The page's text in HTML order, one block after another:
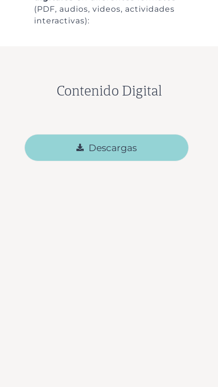
(PDF, audios, videos, actividades
interactivas):
Contenido Digital
Descargas